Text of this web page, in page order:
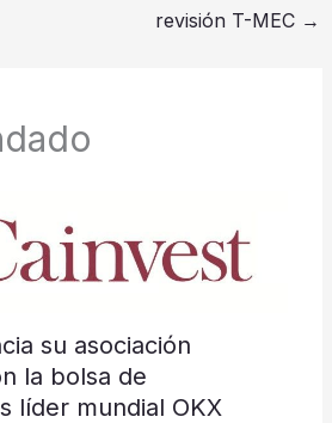
revisión T-MEC →
su asociación
la bolsa de
líder mundial OKX